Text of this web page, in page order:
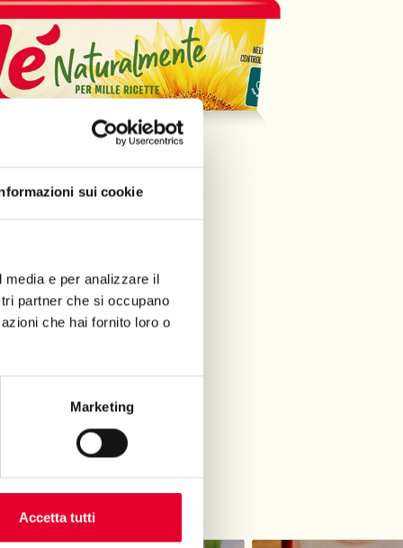
sui cookie
e per analizzare il
partner che si occupano
che hai fornito loro o
Marketing
Accetta tutti
a te.